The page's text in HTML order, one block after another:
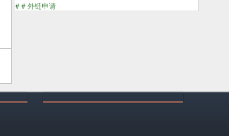
# # 外链申请